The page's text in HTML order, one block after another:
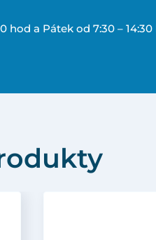
hod a Pátek od 7:30 – 14:30